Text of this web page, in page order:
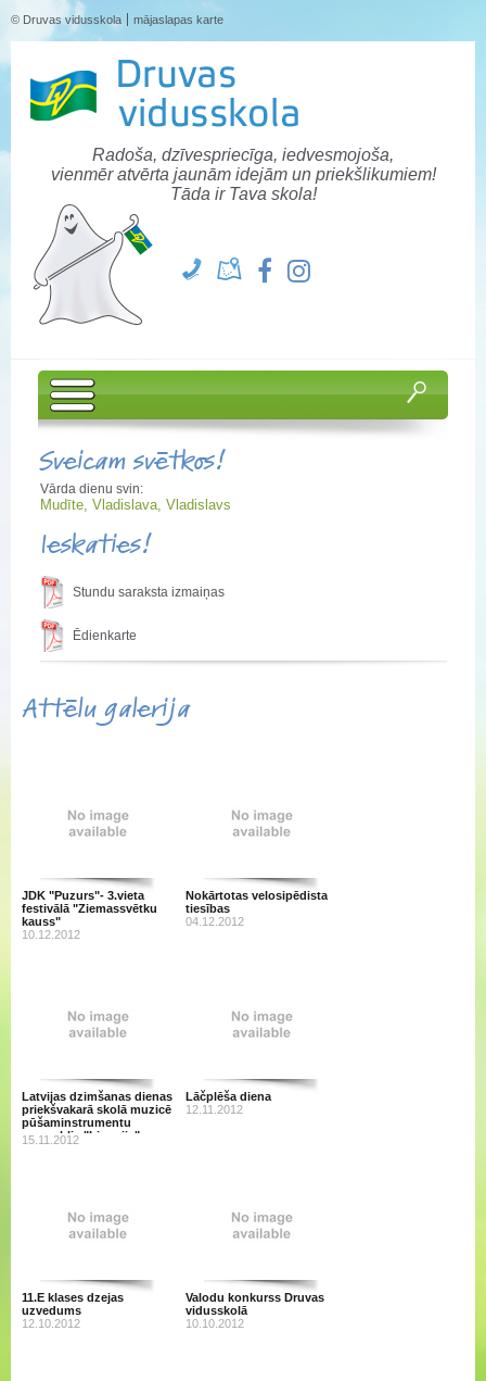
© Druvas vidusskola mājaslapas karte
Radoša, dzīvespriecīga, iedvesmojoša,
vienmēr atvērta jaunām idejām un priekšlikumiem!
Tāda ir Tava skola!
Sveicam svētkos!
Vārda dienu svin:
Mudīte, Vladislava, Vladislavs
Ieskaties!
Stundu saraksta izmaiņas
Ēdienkarte
Attēlu galerija
JDK "Puzurs"- 3.vieta
festivālā "Ziemassvētku
kauss"
10.12.2012
Nokārtotas velosipēdista
tiesības
04.12.2012
Latvijas dzimšanas dienas
priekšvakarā skolā muzicē
pūšaminstrumentu
ansamblis "Livonija"
15.11.2012
Lāčplēša diena
12.11.2012
11.E klases dzejas
uzvedums
12.10.2012
Valodu konkurss Druvas
vidusskolā
10.10.2012